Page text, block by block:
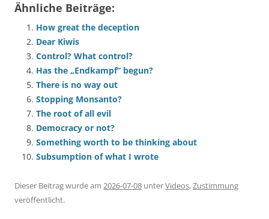
Ähnliche Beiträge:
How great the deception
Dear Kiwis
Control? What control?
Has the „Endkampf“ begun?
There is no way out
Stopping Monsanto?
The root of all evil
Democracy or not?
Something worth to be thinking about
Subsumption of what I wrote
Dieser Beitrag wurde am 2026-07-08 unterVideos,Zustimmung
veröffentlicht.